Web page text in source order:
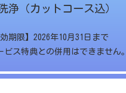
浄（カットコース込）
効期限】2026年10月31日まで
ス特典との併用はできません。